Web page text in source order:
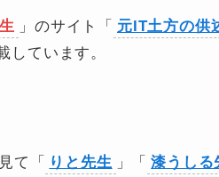
」のサイト「
元IT土方の供
しています。
て「 りと先生 」「 漆うしる